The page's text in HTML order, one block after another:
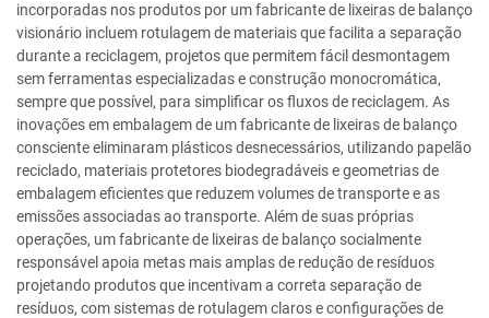
incorporadas nos produtos por um fabricante de lixeiras de balanço
visionário incluem rotulagem de materiais que facilita a separação
durante a reciclagem, projetos que permitem fácil desmontagem
sem ferramentas especializadas e construção monocromática,
sempre que possível, para simplificar os fluxos de reciclagem. As
inovações em embalagem de um fabricante de lixeiras de balanço
consciente eliminaram plásticos desnecessários, utilizando papelão
reciclado, materiais protetores biodegradáveis e geometrias de
embalagem eficientes que reduzem volumes de transporte e as
emissões associadas ao transporte. Além de suas próprias
operações, um fabricante de lixeiras de balanço socialmente
responsável apoia metas mais amplas de redução de resíduos
projetando produtos que incentivam a correta separação de
resíduos, com sistemas de rotulagem claros e configurações de